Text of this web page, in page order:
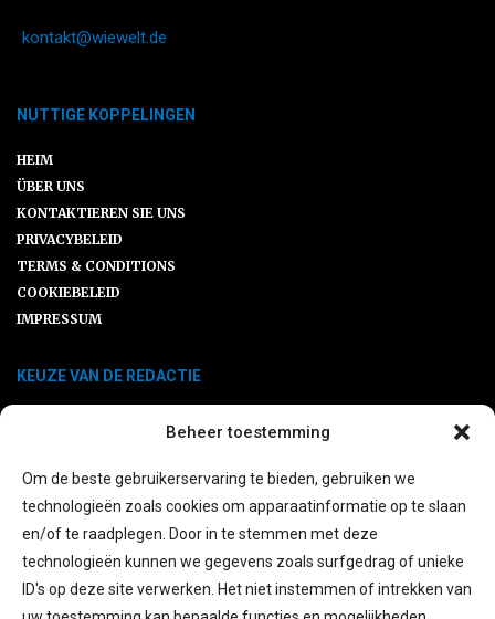
Beheer toestemming
Om de beste gebruikerservaring te bieden, gebruiken we
technologieën zoals cookies om apparaatinformatie op te slaan
en/of te raadplegen. Door in te stemmen met deze
technologieën kunnen we gegevens zoals surfgedrag of unieke
ID's op deze site verwerken. Het niet instemmen of intrekken van
kontakt@wiewelt.de
NUTTIGE KOPPELINGEN
HEIM
ÜBER UNS
KONTAKTIEREN SIE UNS
PRIVACYBELEID
TERMS & CONDITIONS
COOKIEBELEID
IMPRESSUM
KEUZE VAN DE REDACTIE
Ersatzteile SLK R170: Warum ein
Praktische Beratungsansätze Für Ein
Zuverlässiges Fahrerlebnis